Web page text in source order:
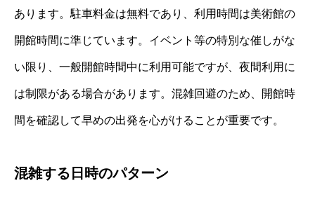
あります。駐車料金は無料であり、利用時間は美術館の
開館時間に準じています。イベント等の特別な催しがな
い限り、一般開館時間中に利用可能ですが、夜間利用に
は制限がある場合があります。混雑回避のため、開館時
間を確認して早めの出発を心がけることが重要です。
混雑する日時のパターン